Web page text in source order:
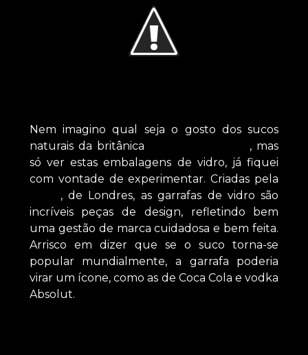
Nem imagino qual seja o gosto dos sucos
naturais da britânica
, mas
só ver estas embalagens de vidro, já fiquei
com vontade de experimentar. Criadas pela
, de Londres, as garrafas de vidro são
incríveis peças de design, refletindo bem
uma gestão de marca cuidadosa e bem feita.
Arrisco em dizer que se o suco torna-se
popular mundialmente, a garrafa poderia
virar um ícone, como as de Coca Cola e vodka
Absolut.